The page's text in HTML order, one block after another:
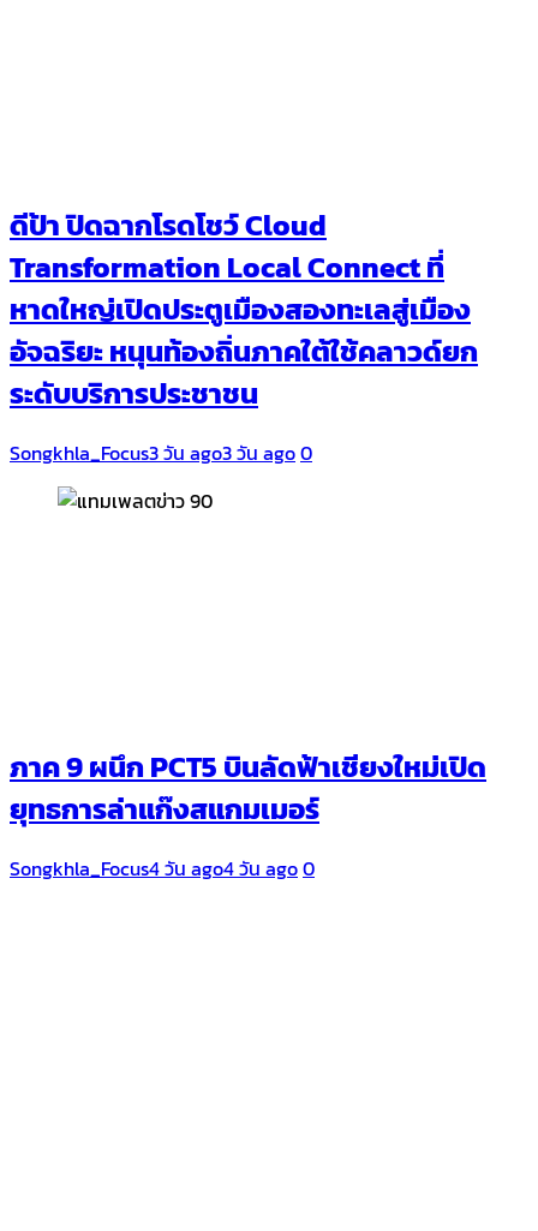
ดีป้า ปิดฉากโรดโชว์ Cloud
Transformation Local Connect ที่
หาดใหญ่เปิดประตูเมืองสองทะเลสู่เมือง
อัจฉริยะ หนุนท้องถิ่นภาคใต้ใช้คลาวด์ยก
ระดับบริการประชาชน
Songkhla_Focus3 วัน ago3 วัน ago0
ภาค 9 ผนึก PCT5 บินลัดฟ้าเชียงใหม่เปิด
ยุทธการล่าแก๊งสแกมเมอร์
Songkhla_Focus4 วัน ago4 วัน ago0